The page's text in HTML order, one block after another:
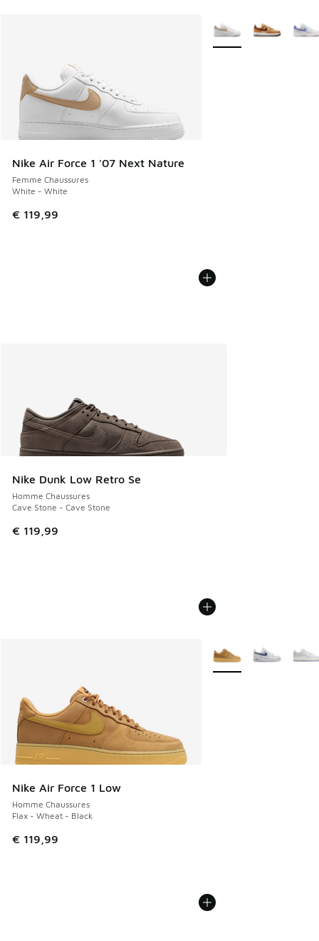
Nike Air Force 1 '07 Next Nature
Femme Chaussures
White - White
€ 119,99
Plus de couleurs
Nike Dunk Low Retro Se
Homme Chaussures
Cave Stone - Cave Stone
€ 119,99
Nike Air Force 1 Low
Homme Chaussures
Flax - Wheat - Black
€ 119,99
Plus de couleurs